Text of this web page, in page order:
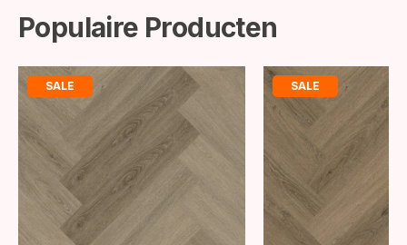
Populaire Producten
SALE SALE